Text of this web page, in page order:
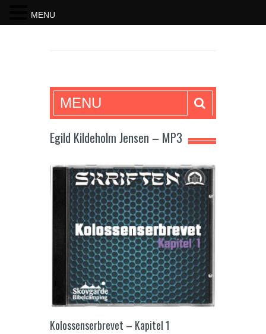
SKRIFTEN
MENU
Egild Kildeholm Jensen – MP3
Kolossenserbrevet – Kapitel 1
MENU